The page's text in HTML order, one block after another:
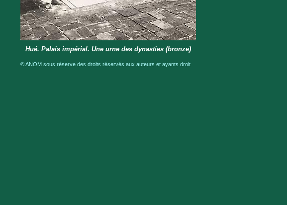
Hué. Palais impérial. Une urne des dynasties (bronze)
© ANOM sous réserve des droits réservés aux auteurs et ayants droit